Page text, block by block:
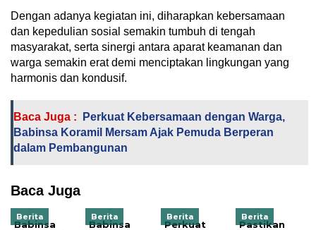
Dengan adanya kegiatan ini, diharapkan kebersamaan
dan kepedulian sosial semakin tumbuh di tengah
masyarakat, serta sinergi antara aparat keamanan dan
warga semakin erat demi menciptakan lingkungan yang
harmonis dan kondusif.
Baca Juga :
Perkuat Kebersamaan dengan Warga,
Babinsa Koramil Mersam Ajak Pemuda Berperan
dalam Pembangunan
Baca Juga
Berita
Babinsa
Berita
Babinsa
Berita
Perkuat
Berita
Pastikan